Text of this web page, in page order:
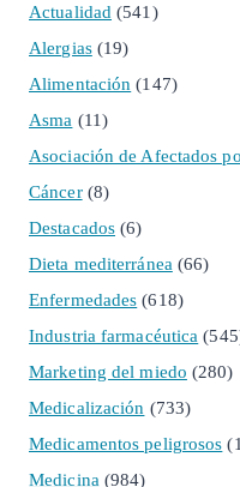
Actualidad (541)
Alergias(19)
Alimentación (147)
Asma (11)
Asociación de Afectados
Cáncer(8)
Destacados (6)
Dieta mediterránea (66)
Enfermedades (618)
Industria farmacéutica
Marketing del miedo (280)
Medicalización (733)
Medicamentos peligrosos
Medicina (984)